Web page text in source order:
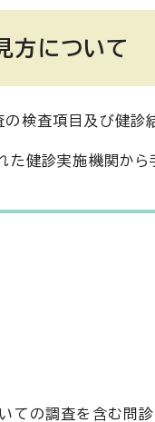
方について
検査項目及び健診
健診実施機関から
ての調査を含む問診